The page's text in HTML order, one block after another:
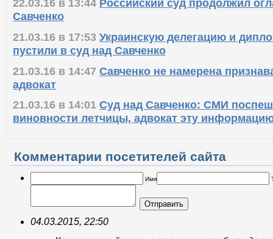
22.03.16 в 13:44 Российский суд продолжил
Савченко
21.03.16 в 17:53 Украинскую делегацию и
пустили в суд над Савченко
21.03.16 в 14:47 Савченко не намерена
адвокат
21.03.16 в 14:01 Суд над Савченко: СМИ
виновности летчицы, адвокат эту
Комментарии посетителей сайта
Имя
Отправить
04.03.2015, 22:50